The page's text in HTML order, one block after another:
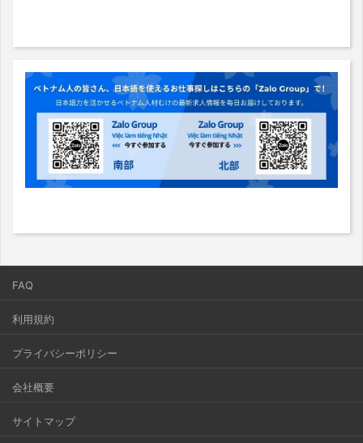
FAQ
利用規約
プライバシーポリシー
会社概要
サイトマップ